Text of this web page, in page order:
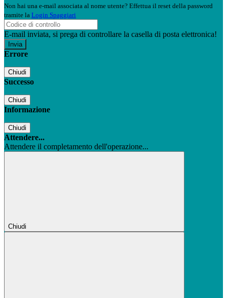
Non hai una e-mail associata al nome utente? Effettua il reset della password
tramite la Login Spaggiari
E-mail inviata, si prega di controllare la casella di posta elettronica!
Errore
Chiudi
Successo
Chiudi
Informazione
Chiudi
Attendere...
Attendere il completamento dell'operazione...
Chiudi